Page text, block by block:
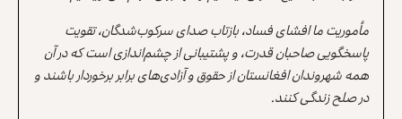
مأموریت ما افشای فساد، بازتاب صدای سرکوب‌شدگان، تقویت
پاسخگویی صاحبان قدرت، و پشتیبانی از چشم‌اندازی است که در آن
همه شهروندان افغانستان از حقوق و آزادی‌های برابر برخوردار باشند و
در صلح زندگی کنند.